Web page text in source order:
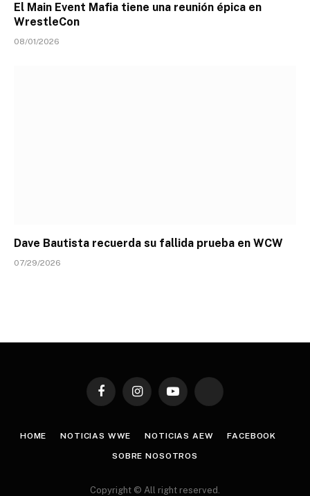
El Main Event Mafia tiene una reunión épica en
WrestleCon
08/01/2026
Dave Bautista recuerda su fallida prueba en WCW
07/29/2026
FacebookInstagramYouTube TikTok
HOME NOTICIAS WWE NOTICIAS AEW FACEBOOK
SOBRE NOSOTROS
Copyright © All right reserved.